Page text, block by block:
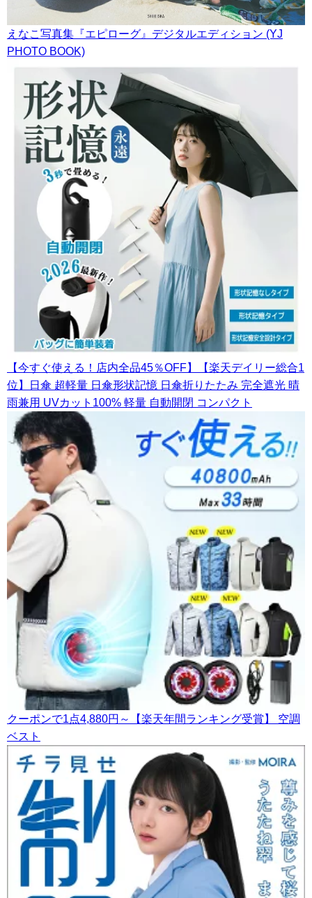
えなこ写真集『エピローグ』デジタルエディション (YJ
PHOTO BOOK)
【今すぐ使える！店内全品45％OFF】【楽天デイリー総合1
位】日傘 超軽量 日傘形状記憶 日傘折りたたみ 完全遮光 晴
雨兼用 UVカット100% 軽量 自動開閉 コンパクト
クーポンで1点4,880円～【楽天年間ランキング受賞】 空調
ベスト